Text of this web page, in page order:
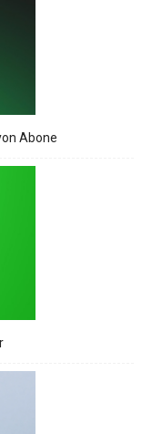
Abone